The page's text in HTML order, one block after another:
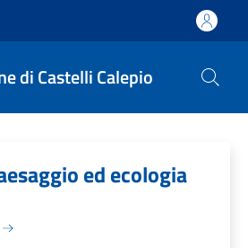
di Castelli Calepio
ed ecologia